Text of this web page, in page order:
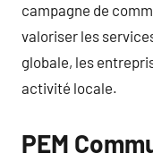
campagne de
valoriser les
globale, les
activité locale.
PEM